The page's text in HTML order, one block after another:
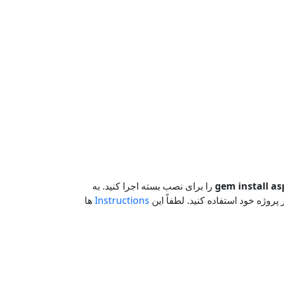
gem install را برای نصب بسته اجرا کنید. به
Instructionsها